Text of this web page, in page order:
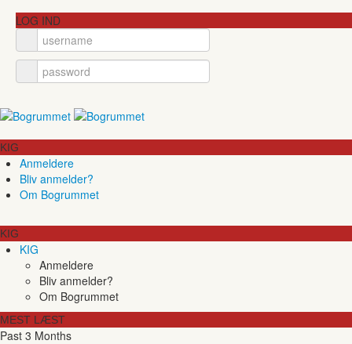
LOG IND
KIG
Anmeldere
Bliv anmelder?
Om Bogrummet
KIG
KIG
Anmeldere
Bliv anmelder?
Om Bogrummet
MEST LÆST
Past 3 Months